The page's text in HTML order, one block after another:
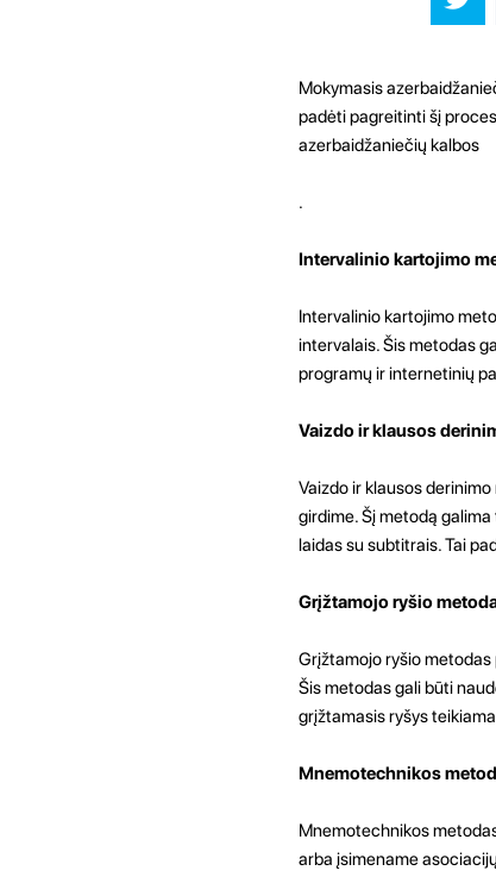
Mokymasis
padėti pagreitinti šį
azerbaidžaniečių kalbos
.
Intervalinio kartojimo
Intervalinio kartojimo
intervalais. Šis metodas
programų ir internetinių
Vaizdo ir klausos
Vaizdo ir klausos
girdime. Šį metodą
laidas su subtitrais. Tai
Grįžtamojo ryšio
Grįžtamojo ryšio
Šis metodas gali būti
grįžtamasis ryšys
Mnemotechnikos
Mnemotechnikos
arba įsimename